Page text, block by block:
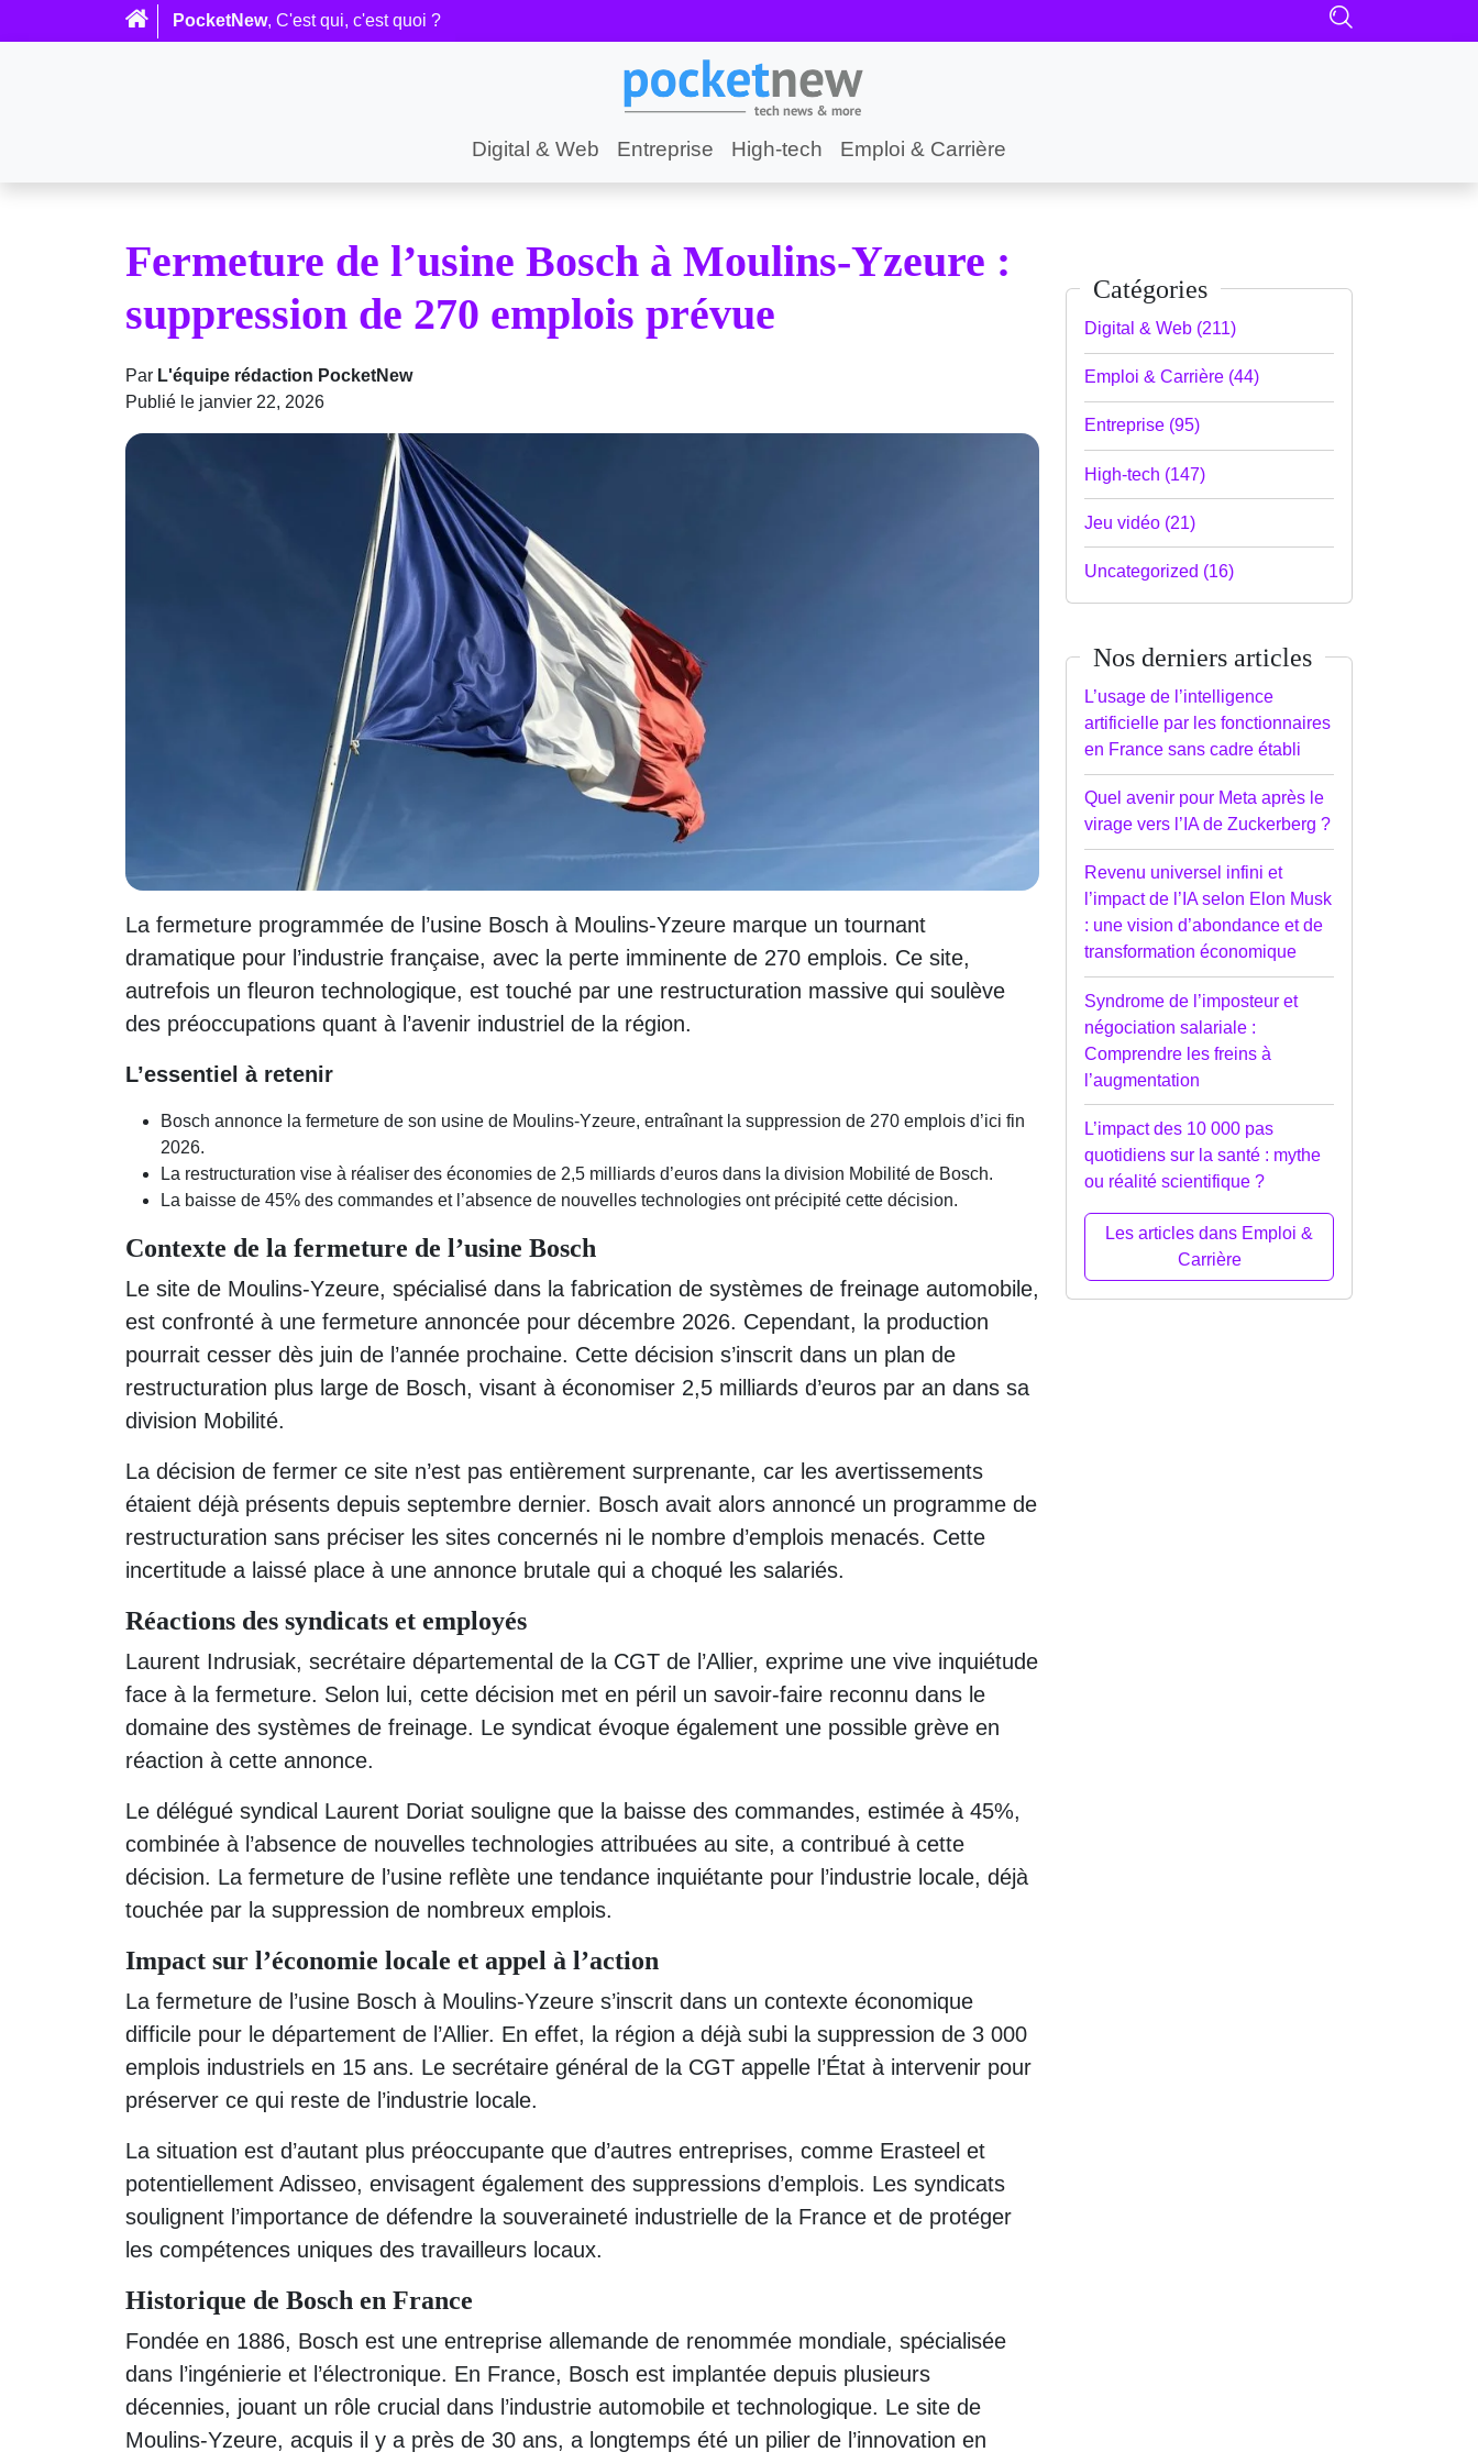
PocketNew, C'est qui, c'est quoi ?
Digital & Web Entreprise High-tech Emploi & Carrière
Fermeture de l’usine Bosch à Moulins-Yzeure :
suppression de 270 emplois prévue
Par L'équipe rédaction PocketNew
Publié le janvier 22, 2026
La fermeture programmée de l’usine Bosch à Moulins-Yzeure marque un tournant
dramatique pour l’industrie française, avec la perte imminente de 270 emplois. Ce site,
autrefois un fleuron technologique, est touché par une restructuration massive qui soulève
des préoccupations quant à l’avenir industriel de la région.
L’essentiel à retenir
Bosch annonce la fermeture de son usine de Moulins-Yzeure, entraînant la suppression de 270 emplois d’ici fin
2026.
La restructuration vise à réaliser des économies de 2,5 milliards d’euros dans la division Mobilité de Bosch.
La baisse de 45% des commandes et l’absence de nouvelles technologies ont précipité cette décision.
Contexte de la fermeture de l’usine Bosch
Le site de Moulins-Yzeure, spécialisé dans la fabrication de systèmes de freinage automobile,
est confronté à une fermeture annoncée pour décembre 2026. Cependant, la production
pourrait cesser dès juin de l’année prochaine. Cette décision s’inscrit dans un plan de
restructuration plus large de Bosch, visant à économiser 2,5 milliards d’euros par an dans sa
division Mobilité.
La décision de fermer ce site n’est pas entièrement surprenante, car les avertissements
étaient déjà présents depuis septembre dernier. Bosch avait alors annoncé un programme de
restructuration sans préciser les sites concernés ni le nombre d’emplois menacés. Cette
incertitude a laissé place à une annonce brutale qui a choqué les salariés.
Réactions des syndicats et employés
Laurent Indrusiak, secrétaire départemental de la CGT de l’Allier, exprime une vive inquiétude
face à la fermeture. Selon lui, cette décision met en péril un savoir-faire reconnu dans le
domaine des systèmes de freinage. Le syndicat évoque également une possible grève en
réaction à cette annonce.
Le délégué syndical Laurent Doriat souligne que la baisse des commandes, estimée à 45%,
combinée à l’absence de nouvelles technologies attribuées au site, a contribué à cette
décision. La fermeture de l’usine reflète une tendance inquiétante pour l’industrie locale, déjà
touchée par la suppression de nombreux emplois.
Impact sur l’économie locale et appel à l’action
La fermeture de l’usine Bosch à Moulins-Yzeure s’inscrit dans un contexte économique
difficile pour le département de l’Allier. En effet, la région a déjà subi la suppression de 3 000
emplois industriels en 15 ans. Le secrétaire général de la CGT appelle l’État à intervenir pour
préserver ce qui reste de l’industrie locale.
La situation est d’autant plus préoccupante que d’autres entreprises, comme Erasteel et
potentiellement Adisseo, envisagent également des suppressions d’emplois. Les syndicats
soulignent l’importance de défendre la souveraineté industrielle de la France et de protéger
les compétences uniques des travailleurs locaux.
Historique de Bosch en France
Fondée en 1886, Bosch est une entreprise allemande de renommée mondiale, spécialisée
dans l’ingénierie et l’électronique. En France, Bosch est implantée depuis plusieurs
décennies, jouant un rôle crucial dans l’industrie automobile et technologique. Le site de
Moulins-Yzeure, acquis il y a près de 30 ans, a longtemps été un pilier de l’innovation en
Catégories
Digital & Web (211)
Emploi & Carrière (44)
Entreprise (95)
High-tech (147)
Jeu vidéo (21)
Uncategorized (16)
Nos derniers articles
L’usage de l’intelligence
artificielle par les fonctionnaires
en France sans cadre établi
Quel avenir pour Meta après le
virage vers l’IA de Zuckerberg ?
Revenu universel infini et
l’impact de l’IA selon Elon Musk
: une vision d’abondance et de
transformation économique
Syndrome de l’imposteur et
négociation salariale :
Comprendre les freins à
l’augmentation
L’impact des 10 000 pas
quotidiens sur la santé : mythe
ou réalité scientifique ?
Les articles dans Emploi &
Carrière